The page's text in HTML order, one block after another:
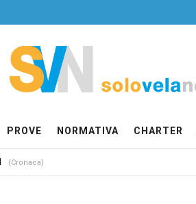
PROVE NORMATIVA CHARTER
(Cronaca)